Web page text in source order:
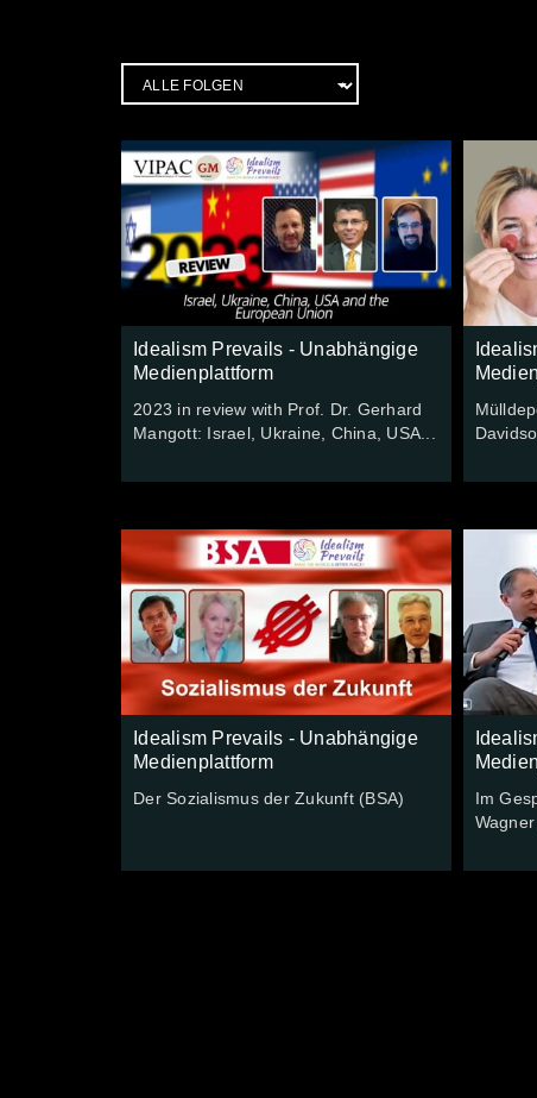
Idealism Prevails - Unabhängige
Medienplattform
2023 in review with Prof. Dr. Gerhard
Mangott: Israel, Ukraine, China, USA...
Idealism Prevails - Unabhängige
Medienplattform
Der Sozialismus der Zukunft (BSA)
Im